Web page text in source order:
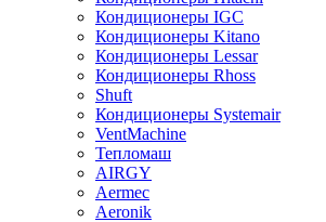
Кондиционеры IGC
Кондиционеры Kitano
Кондиционеры Lessar
Кондиционеры Rhoss
Shuft
Кондиционеры Systemair
VentMachine
Тепломаш
AIRGY
Aermec
Aeronik